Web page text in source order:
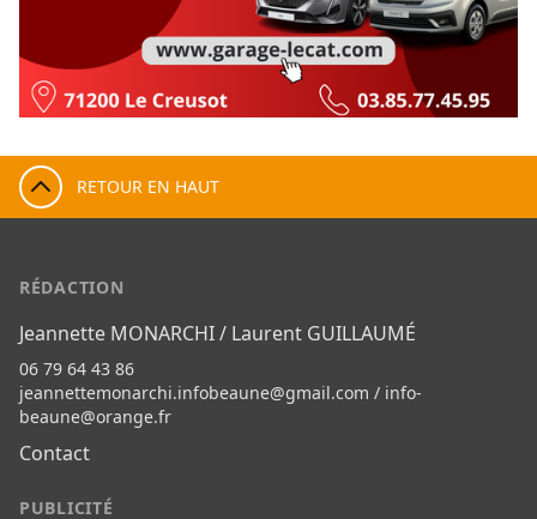
RETOUR EN HAUT
RÉDACTION
Jeannette MONARCHI / Laurent GUILLAUMÉ
06 79 64 43 86
jeannettemonarchi.infobeaune@gmail.com / info-
beaune@orange.fr
Contact
PUBLICITÉ